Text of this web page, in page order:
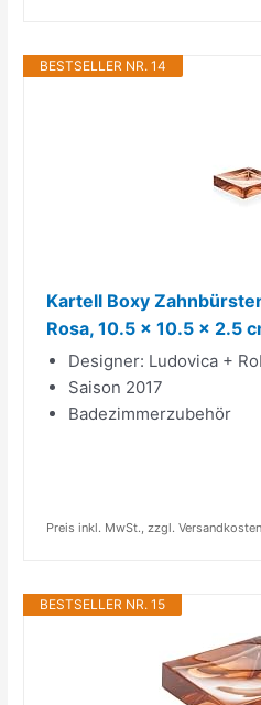
BESTSELLER NR. 14
Kartell Boxy
Rosa, 10.5 x 10.5 x 2.5
Designer: Ludovica +
Saison 2017
Badezimmerzubehör
Preis inkl. MwSt., zzgl. Versandkosten
BESTSELLER NR. 15